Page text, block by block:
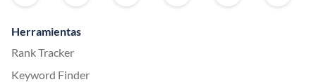
Herramientas
Rank Tracker
Keyword Finder